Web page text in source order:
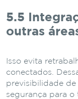
5.5
outras
Isso evita
conectados.
previsibilidade de
segurança para o